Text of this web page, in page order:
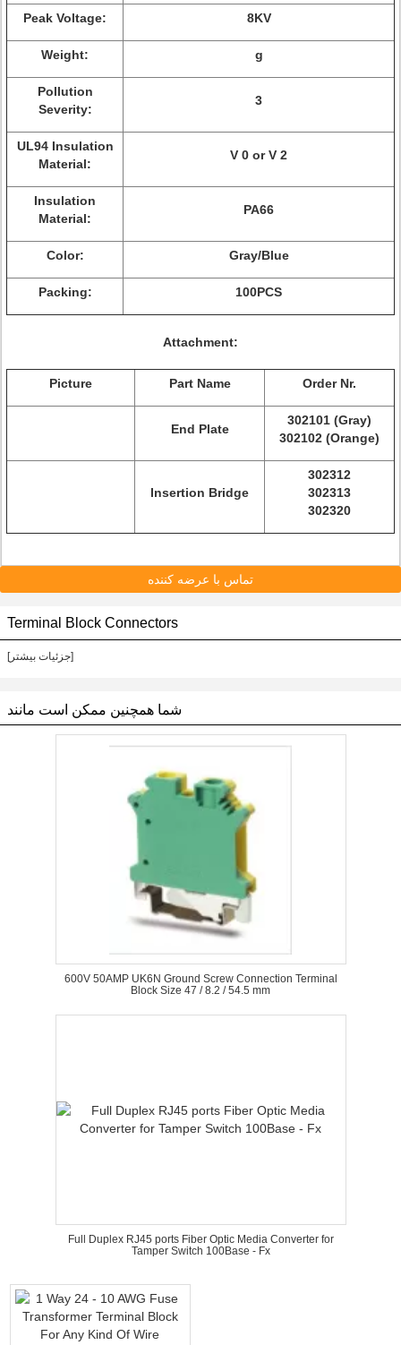
Peak Voltage: 8KV
Weight: g
Pollution
Severity:
3
UL94 Insulation
Material:
V 0 or V 2
Insulation
Material:
PA66
Color: Gray/Blue
Packing: 100PCS
Attachment:
Picture Part Name Order Nr.
End Plate
302101 (Gray)
302102 (Orange)
Insertion Bridge
302312
302313
302320
تماس با عرضه کننده
Terminal Block Connectors
[جزئیات بیشتر]
شما همچنین ممکن است مانند
600V 50AMP UK6N Ground Screw Connection Terminal
Block Size 47 / 8.2 / 54.5 mm
Full Duplex RJ45 ports Fiber Optic Media Converter for
Tamper Switch 100Base - Fx